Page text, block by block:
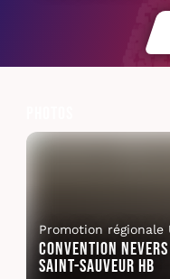
Promotion régionale
Convention
Saint-Sauveur HB